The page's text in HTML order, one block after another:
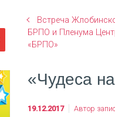
Встреча
БРПО и Пленума
«БРПО»
«Чудеса
19.12.2017 Автор